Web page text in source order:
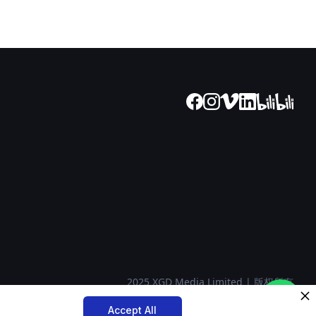
2025 XGD Media Limited | 版权所有
Accept All